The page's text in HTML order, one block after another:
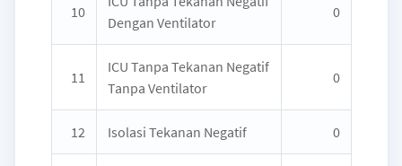
10
Dengan Ventilator
0
11
ICU Tanpa Tekanan Negatif
Tanpa Ventilator
0
12 Isolasi Tekanan Negatif 0